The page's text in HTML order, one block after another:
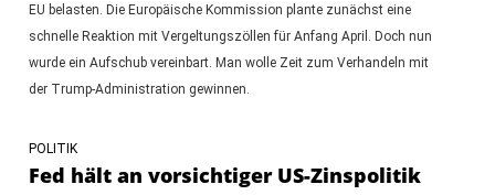
EU belasten. Die Europäische Kommission plante zunächst eine
schnelle Reaktion mit Vergeltungszöllen für Anfang April. Doch nun
wurde ein Aufschub vereinbart. Man wolle Zeit zum Verhandeln mit
der Trump-Administration gewinnen.
POLITIK
Fed hält an vorsichtiger US-Zinspolitik